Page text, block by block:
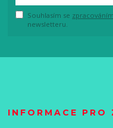
Souhlasím se
newsletteru.
INFORMACE PRO